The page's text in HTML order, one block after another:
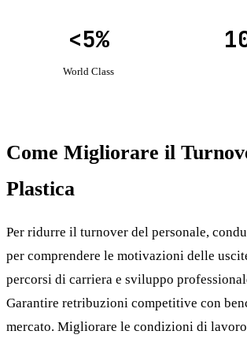
<5%
World Class
Come Migliorare il
Plastica
Per ridurre il turnover del personale,
per comprendere le motivazioni delle
percorsi di carriera e sviluppo
Garantire retribuzioni competitive con
mercato. Migliorare le condizioni di